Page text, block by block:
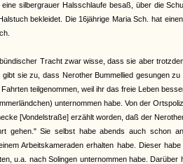
silbergrauer Halsschlaufe besaß, über die
bekleidet. Die 16jährige Maria Sch. hat
Tracht zwar wisse, dass sie aber
sie zu, dass Nerother Bummellied gesungen
teilgenommen, weil ihr das freie Leben
unternommen habe. Von der
[Vondelstraße] erzählt worden, daß der
gehen." Sie selbst habe abends auch schon
Arbeitskameraden erhalten habe. Dieser
u.a. nach Solingen unternommen habe. Darüber